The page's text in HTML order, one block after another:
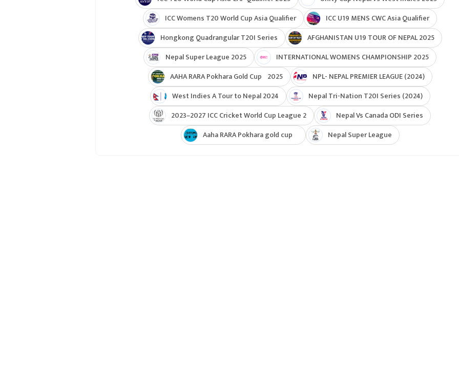
ICC Womens T20 World Cup Asia Qualifier
ICC U19 MENS CWC Asia Qualifier
Hongkong Quadrangular T20I Series
AFGHANISTAN U19 TOUR OF NEPAL 2025
Nepal Super League 2025
INTERNATIONAL WOMENS CHAMPIONSHIP 2025
AAHA RARA Pokhara Gold Cup 2025
NPL- NEPAL PREMIER LEAGUE (2024)
West Indies A Tour to Nepal 2024
Nepal Tri-Nation T20I Series (2024)
2023–2027 ICC Cricket World Cup League 2
Nepal Vs Canada ODI Series
Aaha RARA Pokhara gold cup
Nepal Super League